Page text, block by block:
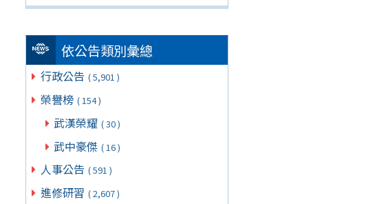
依公告類別彙總
行政公告 ( 5,901 )
榮譽榜 ( 154 )
武漢榮耀 ( 30 )
武中豪傑 ( 16 )
人事公告 ( 591 )
進修研習 ( 2,607 )